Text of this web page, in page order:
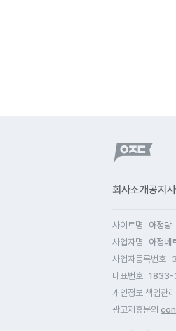
회사소개공지
사이트명 아정당
사업자명
아정네
사업자등록번호
대표번호
개인정보 책임관
광고제휴문의